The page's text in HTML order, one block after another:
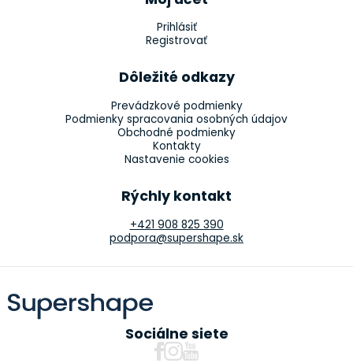
Prihlásiť
Registrovať
Dôležité odkazy
Prevádzkové podmienky
Podmienky spracovania osobných údajov
Obchodné podmienky
Kontakty
Nastavenie cookies
Rýchly kontakt
+421 908 825 390
podpora@supershape.sk
Sociálne siete